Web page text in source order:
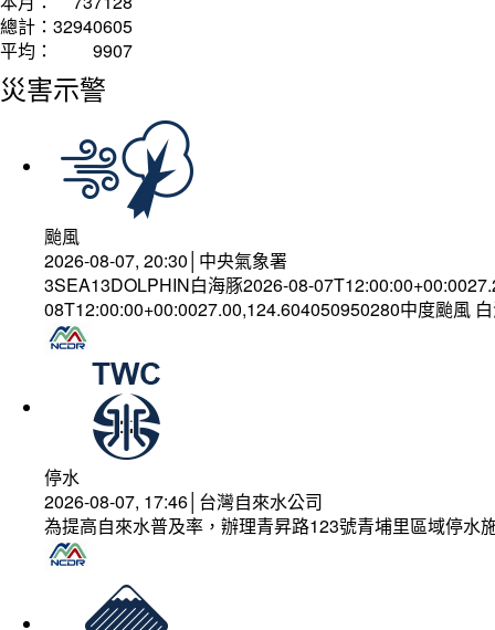
總計： 32940605
平均：
9907
災害示警
颱風
2026-08-07, 20:30│中央氣象署
3SEA13DOLPHIN白海豚2026-08-
08T12:00:00+00:0027.00,124.604050950280中度颱風
停水
2026-08-07, 17:46│台灣自來水公司
為提高自來水普及率，辦理青昇路123號青埔里區域停水